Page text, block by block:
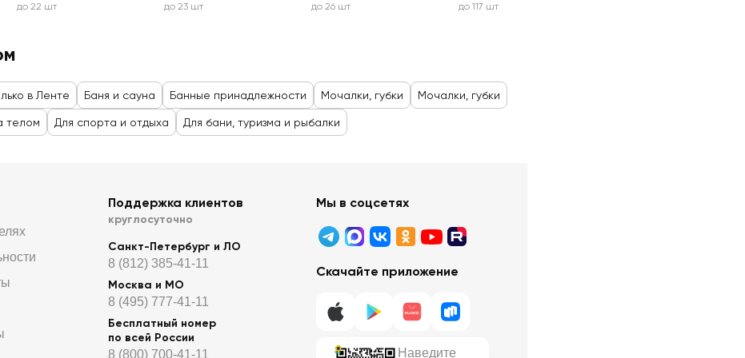
до 22 шт до 23 шт до 26 шт до 117 шт
в Ленте Баня и сауна Банные принадлежности Мочалки, губки Мочалки, губки
телом Для спорта и отдыха Для бани, туризма и рыбалки
Поддержка клиентов
круглосуточно
Санкт-Петербург и ЛО
8 (812) 385-41-11
Москва и МО
8 (495) 777-41-11
Бесплатный номер
по всей России
8 (800) 700-41-11
Мы в соцсетях
Скачайте приложение
Наведите